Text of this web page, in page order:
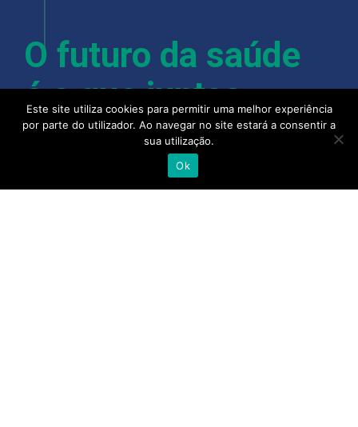
O futuro da saúde
é o que juntos
fazemos dele.
Este site utiliza cookies para permitir uma melhor experiência
por parte do utilizador. Ao navegar no site estará a consentir a
sua utilização.
Ok